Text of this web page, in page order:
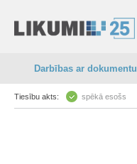
Darbības ar dokumentu
Tiesību akts: spēkā esošs